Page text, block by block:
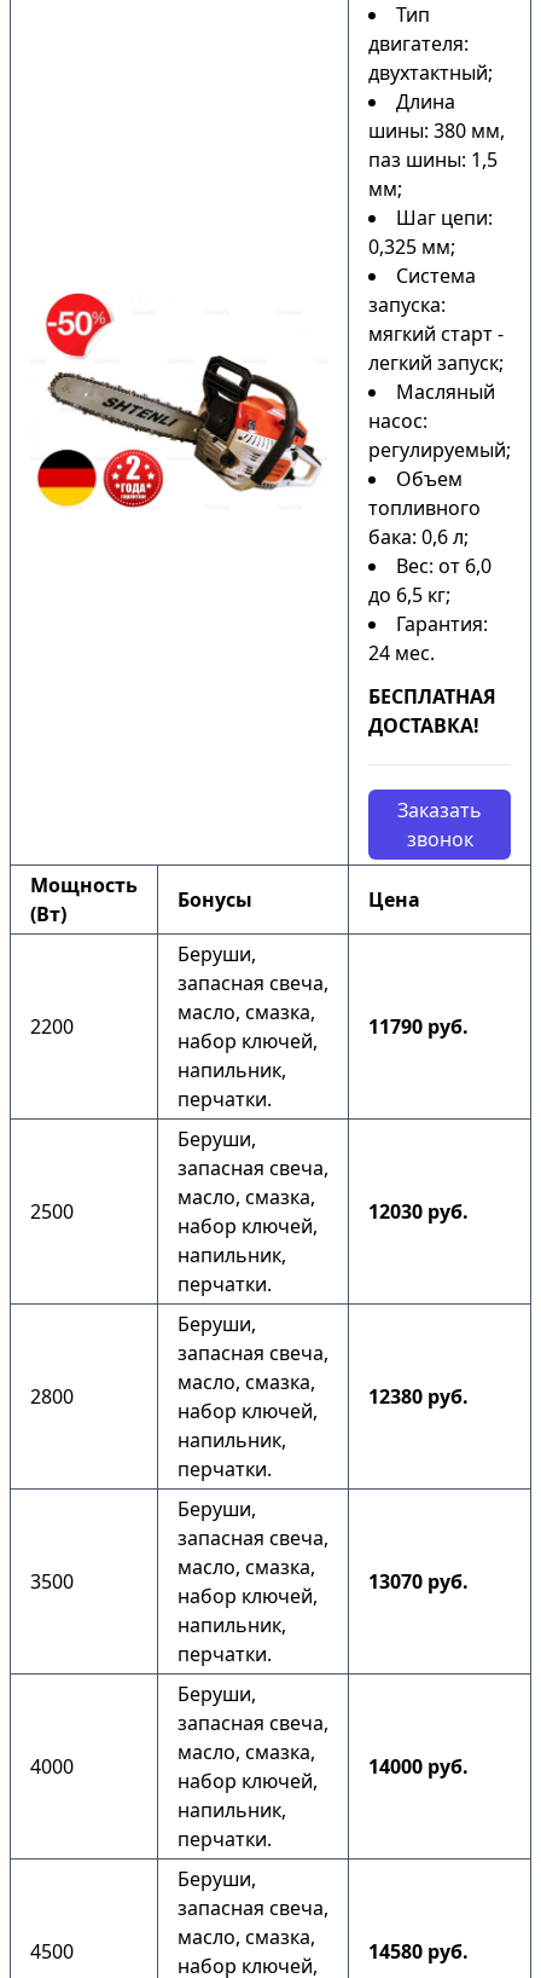
Тип
двигателя:
двухтактный;
Длина
шины: 380 мм,
паз шины: 1,5
мм;
Шаг цепи:
0,325 мм;
Система
запуска:
мягкий старт -
легкий запуск;
Масляный
насос:
регулируемый;
Объем
топливного
бака: 0,6 л;
Вес: от 6,0
до 6,5 кг;
Гарантия:
24 мес.
БЕСПЛАТНАЯ
ДОСТАВКА!
Заказать
звонок
Мощность
(Вт)
Бонусы Цена
2200
Беруши,
запасная свеча,
масло, смазка,
набор ключей,
напильник,
перчатки.
11790 руб.
2500
Беруши,
запасная свеча,
масло, смазка,
набор ключей,
напильник,
перчатки.
12030 руб.
2800
Беруши,
запасная свеча,
масло, смазка,
набор ключей,
напильник,
перчатки.
12380 руб.
3500
Беруши,
запасная свеча,
масло, смазка,
набор ключей,
напильник,
перчатки.
13070 руб.
4000
Беруши,
запасная свеча,
масло, смазка,
набор ключей,
напильник,
перчатки.
14000 руб.
4500
Беруши,
запасная свеча,
масло, смазка,
набор ключей,
14580 руб.